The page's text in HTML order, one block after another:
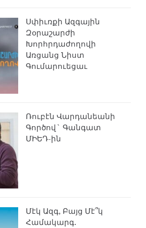
Սփիւռքի Ազգային
Զօրաշարժի
Խորհրդաժողովի
Առցանց Նիստ
Գումարուեցաւ
Ռուբէն Վարդանեանի
Գործով` Գանգատ
ՄԻԵԴ-ին
Մէկ Ազգ, Բայց Մէ՞կ
Համակարգ.